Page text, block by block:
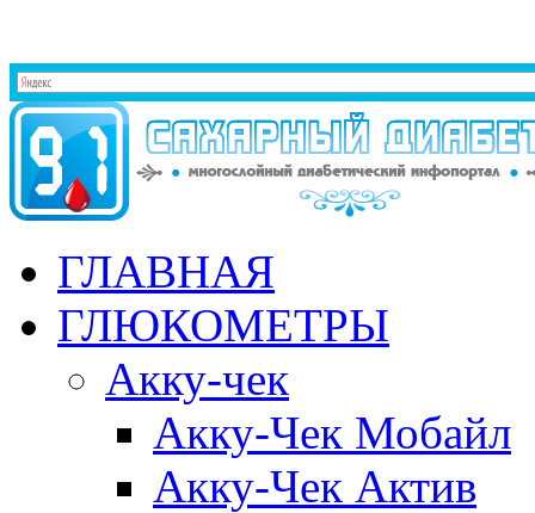
ГЛАВНАЯ
ГЛЮКОМЕТРЫ
Акку-чек
Акку-Чек Мобайл
Акку-Чек Актив